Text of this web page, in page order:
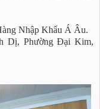
Nhập Khẩu Á Âu.
Dị, Phường Đại Kim,